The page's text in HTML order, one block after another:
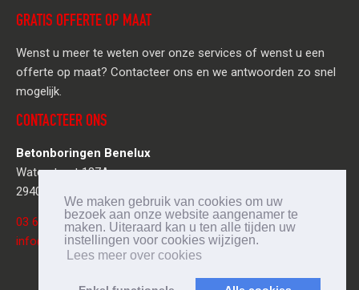
We maken gebruik van cookies om uw
bezoek aan onze website aangenamer te
maken. Uiteraard kan u ten alle tijden uw
instellingen voor cookies wijzigen.
Lees meer over cookies
GRATIS OFFERTE OP MAAT
Wenst u meer te weten over onze services of wenst u een
offerte op maat? Contacteer ons en we antwoorden zo snel
mogelijk.
CONTACTEER ONS
Betonboringen Benelux
Waterstraat 187A
2940 Stabroek
03 636 40 77
info@betonboringenbenelux.be